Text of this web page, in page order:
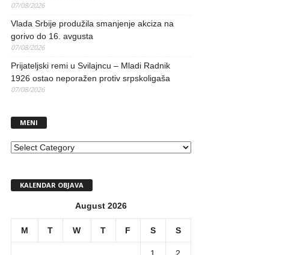
07/08/2026
Vlada Srbije produžila smanjenje akciza na
gorivo do 16. avgusta
07/08/2026
Prijateljski remi u Svilajncu – Mladi Radnik
1926 ostao neporažen protiv srpskoligaša
07/08/2026
MENI
MENI
KALENDAR OBJAVA
August 2026
M T W T F S S
1 2